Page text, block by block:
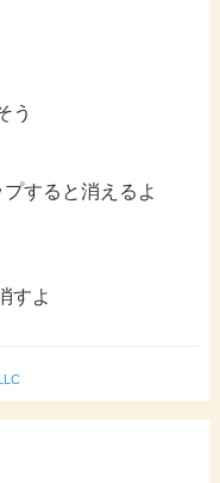
う
すると消えるよ
すよ